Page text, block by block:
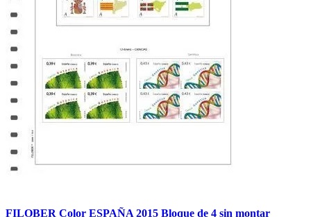
FILOBER Color ESPAÑA 2015 Bloque de 4 sin montar